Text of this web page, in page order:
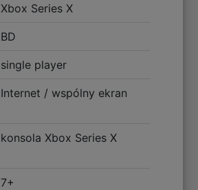
Xbox Series X
BD
single player
Internet / wspólny ekran
konsola Xbox Series X
7+